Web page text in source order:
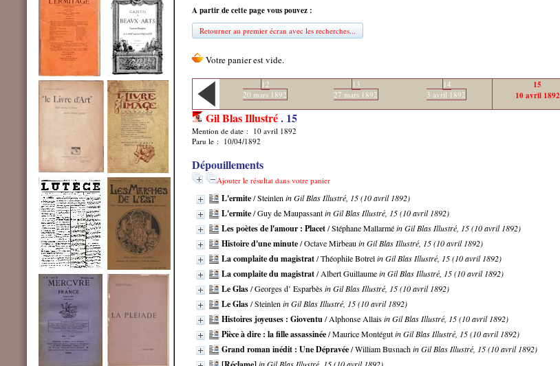
A partir de cette page vous pouvez :
Retourner au premier écran avec les recherches...
12
20 mars 1892
13
27 mars 1892
14
3 avril 1892
15
10 avril 1892
Gil Blas Illustré. 15
Mention de date : 10 avril 1892
Paru le : 10/04/1892
Dépouillements
Ajouter le résultat dans votre panier
L'ermite/ Steinlen in Gil Blas Illustré, 15 (10 avril 1892)
L'ermite/ Guy de Maupassantin Gil Blas Illustré, 15 (10 avril 1892)
Les poètes de l'amour : Placet/ Stéphane Mallarméin Gil Blas Illustré, 15 (10 avril 1892)
Histoire d'une minute/ Octave Mirbeau in Gil Blas Illustré, 15 (10 avril 1892)
La complaite du magistrat/ Théophile Botrelin Gil Blas Illustré, 15 (10 avril 1892)
La complaite du magistrat/ Albert Guillaumein Gil Blas Illustré, 15 (10 avril 1892)
Le Glas/ Georges d’ Esparbèsin Gil Blas Illustré, 15 (10 avril 1892)
Le Glas/ Steinlen in Gil Blas Illustré, 15 (10 avril 1892)
Histoires joyeuses : Gioventu/ Alphonse Allaisin Gil Blas Illustré, 15 (10 avril 1892)
Pièce à dire : la fille assassinée/ Maurice Montégutin Gil Blas Illustré, 15 (10 avril 1892)
Grand roman inédit : Une Dépravée/ William Busnachin Gil Blas Illustré, 15 (10 avril 1892)